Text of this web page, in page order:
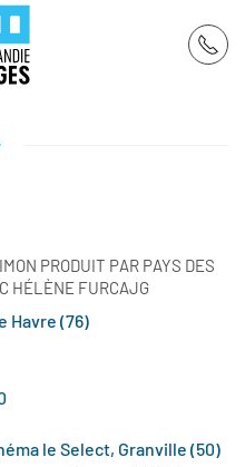
PRODUIT PAR PAYS DES
HÉLÈNE FURCAJG
Havre (76)
le Select, Granville (50)